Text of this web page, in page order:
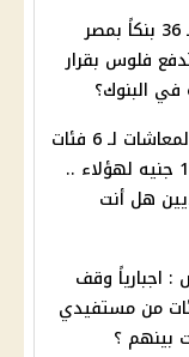
مفاجأة تنتظر المواطنين بـ 36 بنكاً بمصر
فلوس بقرار
في البنوك؟
القرار صدر خلاص : زيادة المعاشات لـ 6 فئات
بقرار حكومي صرف 14,500 جنيه لهؤلاء ..
هل أنت
وقف
التموينية لـ 3 فئات من مستفيدي
بينهم ؟